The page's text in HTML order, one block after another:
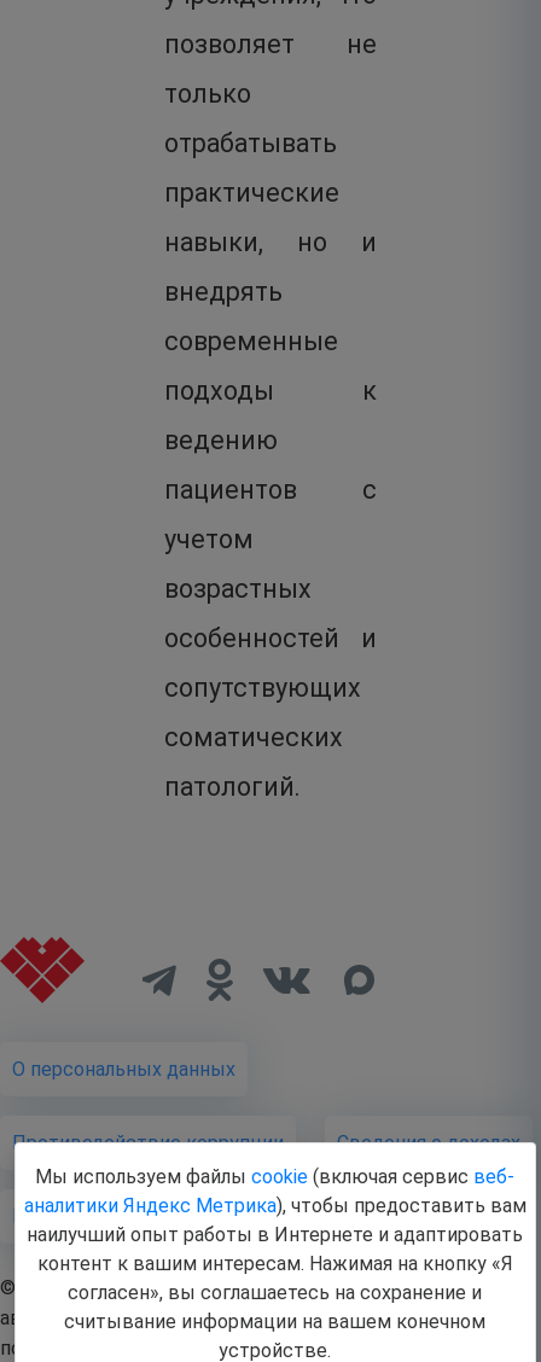
позволяет не
только
отрабатывать
практические
навыки, но и
внедрять
современные
подходы к
ведению
пациентов с
учетом
возрастных
особенностей и
сопутствующих
соматических
патологий.
О персональных данных
Противодействие коррупции Cведения о доходах
Публичная оферта
© 2026 Бюджетное учреждение Ханты-Мансийского
автономного округа - Югры - Нижневартовская
психоневрологическая больница
Мы используем файлыcookie (включая сервис веб-
аналитики Яндекс Метрика), чтобы предоставить вам
наилучший опыт работы в Интернете и адаптировать
контент к вашим интересам. Нажимая на кнопку «Я
согласен», вы соглашаетесь на сохранение и
считывание информации на вашем конечном
устройстве.